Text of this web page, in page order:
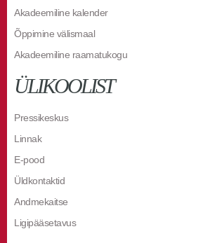
Akadeemiline kalender
Õppimine välismaal
Akadeemiline raamatukogu
ÜLIKOOLIST
Pressikeskus
Linnak
E-pood
Üldkontaktid
Andmekaitse
Ligipääsetavus